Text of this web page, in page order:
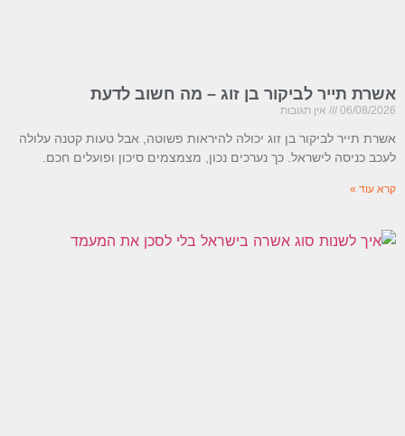
אשרת תייר לביקור בן זוג – מה חשוב לדעת
06/08/2026 אין תגובות
אשרת תייר לביקור בן זוג יכולה להיראות פשוטה, אבל טעות קטנה עלולה
לעכב כניסה לישראל. כך נערכים נכון, מצמצמים סיכון ופועלים חכם.
קרא עוד »